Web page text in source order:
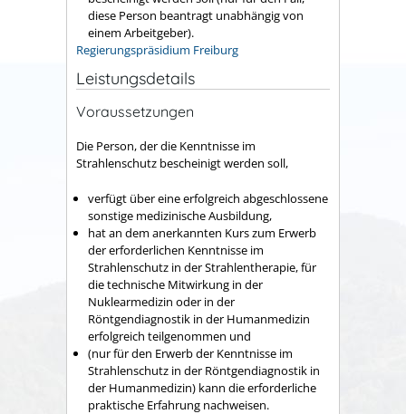
diese Person beantragt unabhängig von
einem Arbeitgeber).
Regierungspräsidium Freiburg
Leistungsdetails
Voraussetzungen
Die Person, der die Kenntnisse im
Strahlenschutz bescheinigt werden soll,
verfügt über eine erfolgreich abgeschlossene
sonstige medizinische Ausbildung,
hat an dem anerkannten Kurs zum Erwerb
der erforderlichen Kenntnisse im
Strahlenschutz in der Strahlentherapie, für
die technische Mitwirkung in der
Nuklearmedizin oder in der
Röntgendiagnostik in der Humanmedizin
erfolgreich teilgenommen und
(nur für den Erwerb der Kenntnisse im
Strahlenschutz in der Röntgendiagnostik in
der Humanmedizin) kann die erforderliche
praktische Erfahrung nachweisen.